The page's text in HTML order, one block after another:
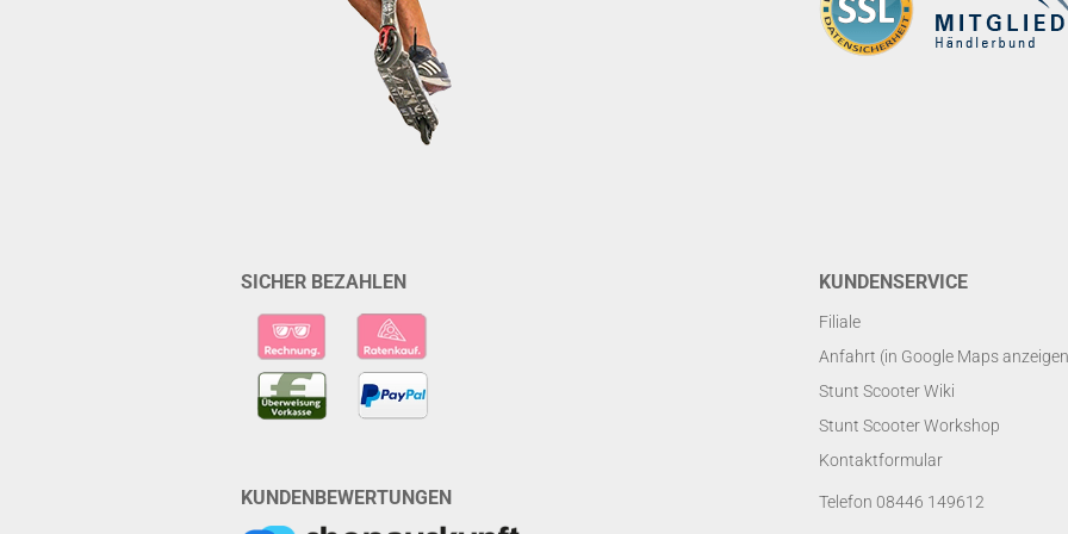
SICHER BEZAHLEN
KUNDENBEWERTUNGEN
KUNDENSERVICE
Filiale
Anfahrt (in Google Maps
Stunt Scooter Wiki
Stunt Scooter Workshop
Kontaktformular
Telefon 08446 149612